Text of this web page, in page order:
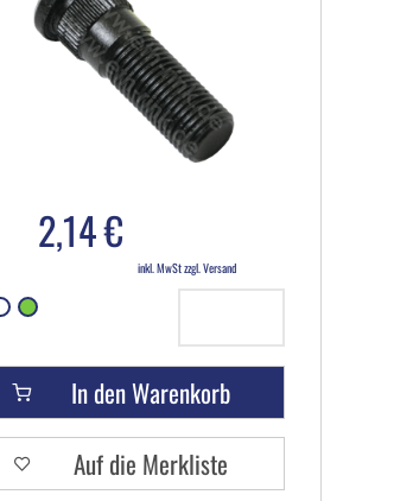
2,14 €
inkl. MwSt zzgl. Versand
In den Warenkorb
Auf die Merkliste